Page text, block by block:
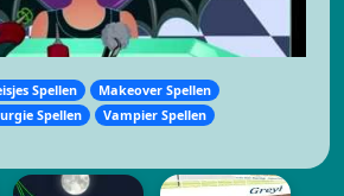
Spellen
Makeover Spellen
Spellen Vampier Spellen